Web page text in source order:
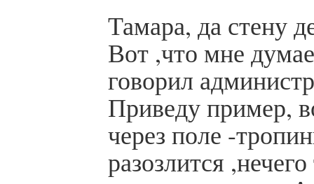
Тамара, да стену
Вот ,что мне
говорил
Приведу пример,
через поле -
разозлится